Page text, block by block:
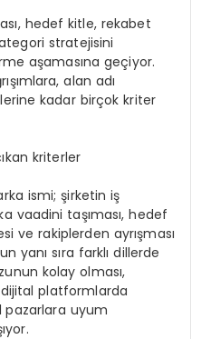
hedef kitle, rekabet
stratejisini
aşamasına geçiyor.
alan adı
kadar birçok kriter
kriterler
ismi; şirketin iş
vaadini taşıması, hedef
ve rakiplerden ayrışması
yanı sıra farklı dillerde
kolay olması,
dijital platformlarda
pazarlara uyum